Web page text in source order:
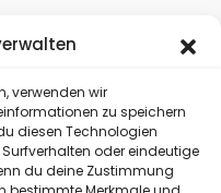
verwenden wir
zu speichern
diesen Technologien
oder eindeutige
du deine Zustimmung